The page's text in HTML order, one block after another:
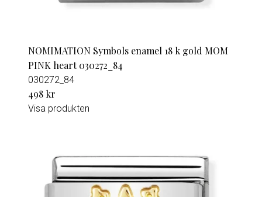
NOMIMATION Symbols enamel 18 k gold MOM
PINK heart 030272_84
030272_84
498 kr
Visa produkten